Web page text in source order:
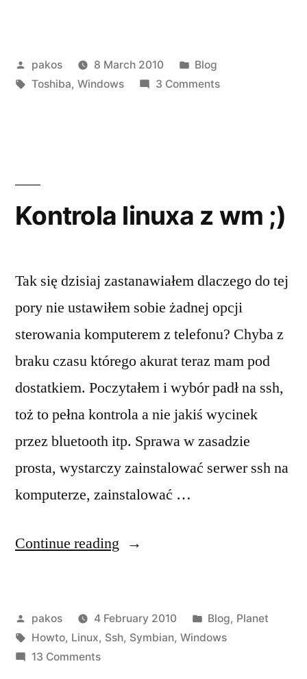
Posted
by
pakos 8 March 2010
Posted
in
Blog
Tags:
Toshiba, Windows 3 Commentson
Kontrola linuxa z wm ;)
Tak się dzisiaj zastanawiałem dlaczego do tej
pory nie ustawiłem sobie żadnej opcji
sterowania komputerem z telefonu? Chyba z
braku czasu którego akurat teraz mam pod
dostatkiem. Poczytałem i wybór padł na ssh,
toż to pełna kontrola a nie jakiś wycinek
przez bluetooth itp. Sprawa w zasadzie
prosta, wystarczy zainstalować serwer ssh na
komputerze, zainstalować …
Continue reading “Kontrola
wm
;)”
Posted
by
pakos 4 February 2010
Posted
in
Blog, Planet
Tags:
Howto, Linux, Ssh, Symbian, Windows
13 Commentson